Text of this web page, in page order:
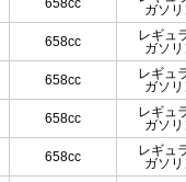
658cc
ガソリ
658cc
レギュ
ガソリ
658cc
レギュ
ガソリ
658cc
レギュ
ガソリ
658cc
レギュ
ガソリ